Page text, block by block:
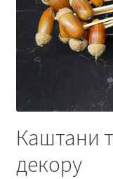
Каштани
декору